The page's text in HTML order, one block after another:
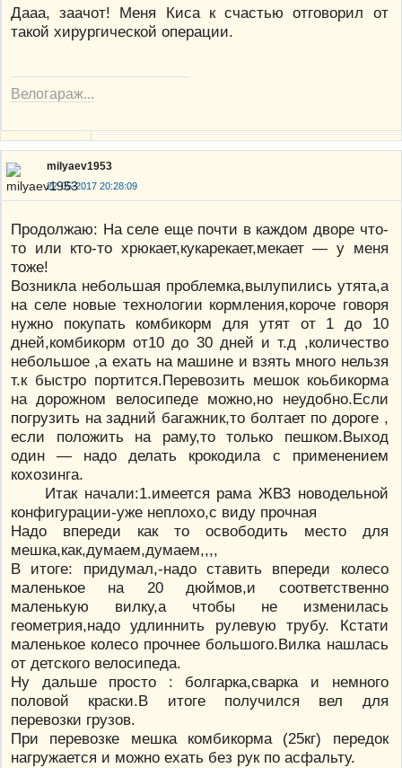
Дааа, заачот! Меня Киса к счастью отговорил от
такой хирургической операции.
Велогараж...
milyaev1953
22-05-2017 20:28:09
Продолжаю: На селе еще почти в каждом дворе что-
то или кто-то хрюкает,кукарекает,мекает — у меня
тоже!
Возникла небольшая проблемка,вылупились утята,а
на селе новые технологии кормления,короче говоря
нужно покупать комбикорм для утят от 1 до 10
дней,комбикорм от10 до 30 дней и т.д ,количество
небольшое ,а ехать на машине и взять много нельзя
т.к быстро портится.Перевозить мешок коьбикорма
на дорожном велосипеде можно,но неудобно.Если
погрузить на задний багажник,то болтает по дороге ,
если положить на раму,то только пешком.Выход
один — надо делать крокодила с применением
кохозинга.
Итак начали:1.имеется рама ЖВЗ новодельной
конфигурации-уже неплохо,с виду прочная
Надо впереди как то освободить место для
мешка,как,думаем,думаем,,,,
В итоге: придумал,-надо ставить впереди колесо
маленькое на 20 дюймов,и соответственно
маленькую вилку,а чтобы не изменилась
геометрия,надо удлиннить рулевую трубу. Кстати
маленькое колесо прочнее большого.Вилка нашлась
от детского велосипеда.
Ну дальше просто : болгарка,сварка и немного
половой краски.В итоге получился вел для
перевозки грузов.
При перевозке мешка комбикорма (25кг) передок
нагружается и можно ехать без рук по асфальту.